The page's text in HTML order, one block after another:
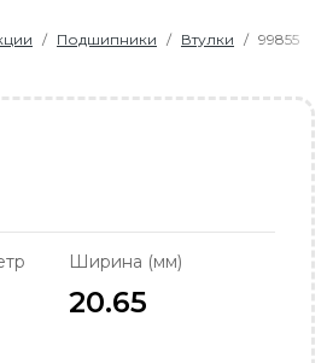
Подшипники Втулки 99855
Ширина (мм)
20.65